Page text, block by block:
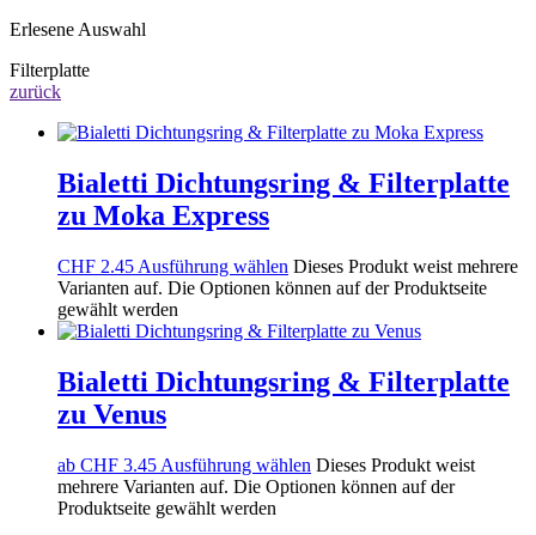
Erlesene Auswahl
Filterplatte
zurück
Bialetti Dichtungsring & Filterplatte
zu Moka Express
CHF 2.45 Ausführung wählen Dieses Produkt weist mehrere
Varianten auf. Die Optionen können auf der Produktseite
gewählt werden
Bialetti Dichtungsring & Filterplatte
zu Venus
ab CHF 3.45 Ausführung wählen Dieses Produkt weist
mehrere Varianten auf. Die Optionen können auf der
Produktseite gewählt werden